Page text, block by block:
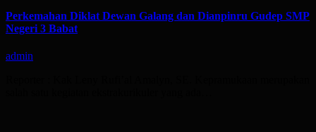
Perkemahan Diklat Dewan Galang dan Dianpinru Gudep SMP
Negeri 3 Babat
admin